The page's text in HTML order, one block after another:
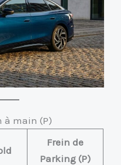
à main (P)
Frein de
Parking (P)